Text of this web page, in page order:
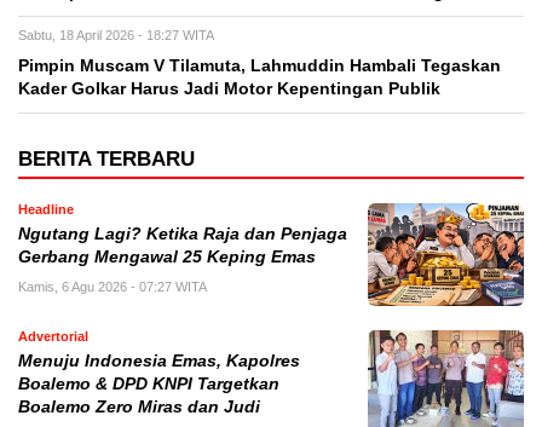
Sabtu, 18 April 2026 - 18:27 WITA
Pimpin Muscam V Tilamuta, Lahmuddin Hambali Tegaskan
Kader Golkar Harus Jadi Motor Kepentingan Publik
BERITA TERBARU
Headline
Ngutang Lagi? Ketika Raja dan Penjaga
Gerbang Mengawal 25 Keping Emas
Kamis, 6 Agu 2026 - 07:27 WITA
Advertorial
Menuju Indonesia Emas, Kapolres
Boalemo & DPD KNPI Targetkan
Boalemo Zero Miras dan Judi